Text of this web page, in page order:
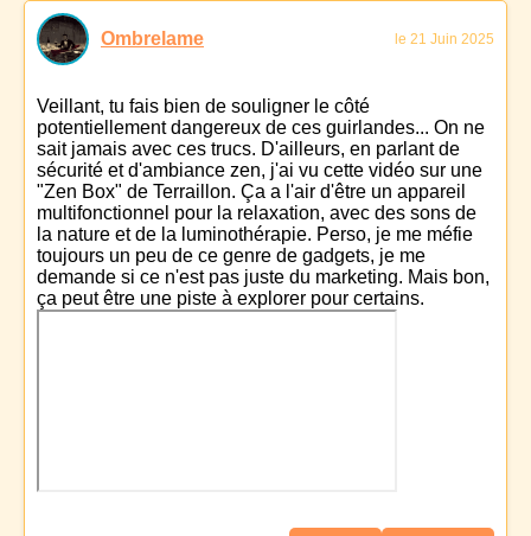
Ombrelame le 21 Juin 2025
Veillant, tu fais bien de souligner le côté
potentiellement dangereux de ces guirlandes... On ne
sait jamais avec ces trucs. D'ailleurs, en parlant de
sécurité et d'ambiance zen, j'ai vu cette vidéo sur une
"Zen Box" de Terraillon. Ça a l'air d'être un appareil
multifonctionnel pour la relaxation, avec des sons de
la nature et de la luminothérapie. Perso, je me méfie
toujours un peu de ce genre de gadgets, je me
demande si ce n'est pas juste du marketing. Mais bon,
ça peut être une piste à explorer pour certains.